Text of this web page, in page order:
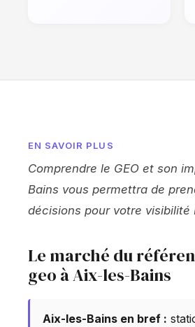
EN SAVOIR PLUS
Comprendre le GEO et son
Bains vous permettra de
décisions pour votre visibilité
Le marché du
geo à Aix-les-Bains
Aix-les-Bains en bref :